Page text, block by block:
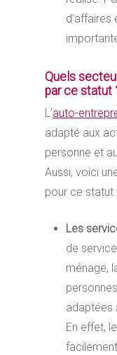
Quels
par ce statut
L’auto-
adapté aux
personne et
Aussi, voici
pour ce statut :
Les
de
ménage,
adaptées
En effet,